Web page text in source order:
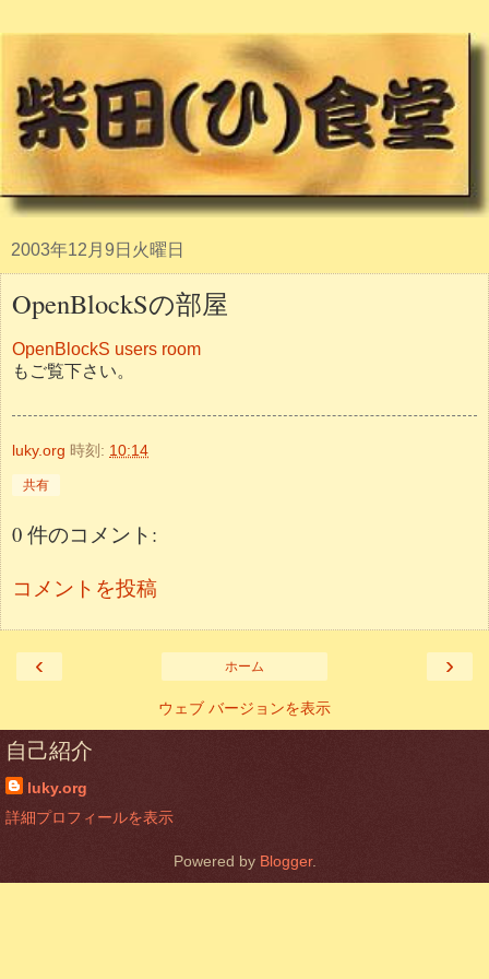
2003年12月9日火曜日
OpenBlockSの部屋
OpenBlockS users room
もご覧下さい。
luky.org 時刻: 10:14
共有
0 件のコメント:
コメントを投稿
‹ ›
ホーム
ウェブ バージョンを表示
自己紹介
luky.org
詳細プロフィールを表示
Powered by Blogger.